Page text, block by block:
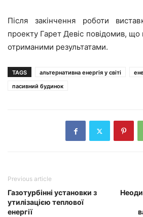
Після закінчення роботи
проекту Гарет Девіс повідомив,
отриманими результатами.
TAGS альтернативна енергія у світі
пасивний будинок
Previous article
Газотурбінні установки з
утилізацією теплової
енергії